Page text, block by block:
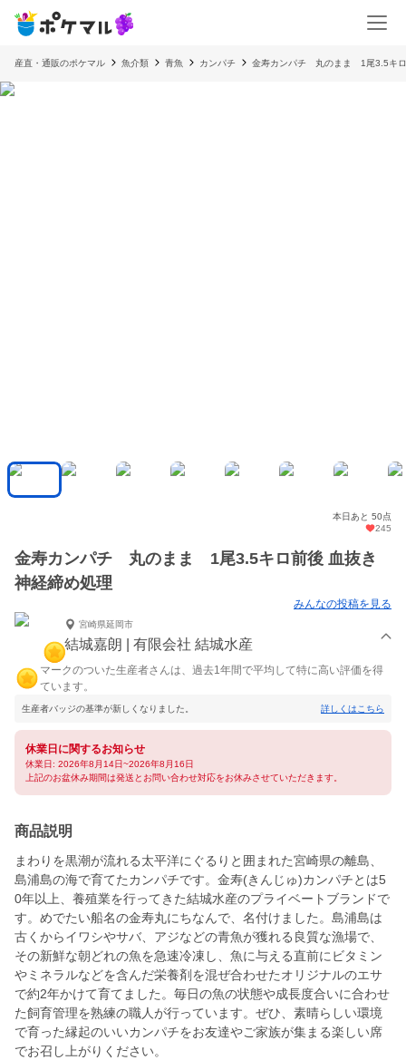
産直・通販のポケマル 魚介類 青魚 カンパチ 金寿カンパチ 丸のまま 1尾3.5キロ
本日あと 50点
245
金寿カンパチ 丸のまま 1尾3.5キロ前後 血抜き
神経締め処理
みんなの投稿を見る
宮崎県延岡市
結城嘉朗 | 有限会社 結城水産
マークのついた生産者さんは、過去1年間で平均して特に高い評価を得
ています。
生産者バッジの基準が新しくなりました。 詳しくはこちら
休業日に関するお知らせ
休業日: 2026年8月14日~2026年8月16日
上記のお盆休み期間は発送とお問い合わせ対応をお休みさせていただきます。
商品説明
まわりを黒潮が流れる太平洋にぐるりと囲まれた宮崎県の離島、
島浦島の海で育てたカンパチです。金寿(きんじゅ)カンパチとは5
0年以上、養殖業を行ってきた結城水産のプライベートブランドで
す。めでたい船名の金寿丸にちなんで、名付けました。島浦島は
古くからイワシやサバ、アジなどの青魚が獲れる良質な漁場で、
その新鮮な朝どれの魚を急速冷凍し、魚に与える直前にビタミン
やミネラルなどを含んだ栄養剤を混ぜ合わせたオリジナルのエサ
で約2年かけて育てました。毎日の魚の状態や成長度合いに合わせ
た飼育管理を熟練の職人が行っています。ぜひ、素晴らしい環境
で育った縁起のいいカンパチをお友達やご家族が集まる楽しい席
でお召し上がりください。